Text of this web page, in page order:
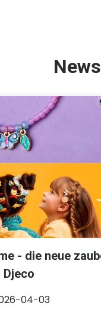
News
- die neue
Djeco
04-03